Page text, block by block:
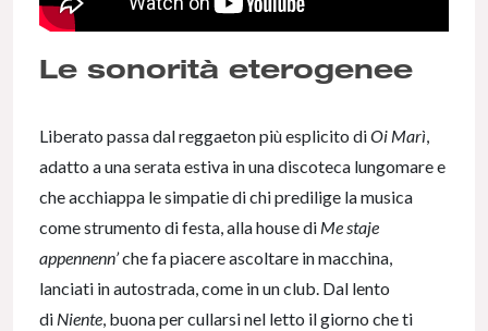
Le sonorità eterogenee
Liberato passa dal reggaeton più esplicito diOi Marì,
adatto a una serata estiva in una discoteca lungomare e
che acchiappa le simpatie di chi predilige la musica
come strumento di festa, alla house di Me staje
appennenn’che fa piacere ascoltare in macchina,
lanciati in autostrada, come in un club. Dal lento
di Niente, buona per cullarsi nel letto il giorno che ti